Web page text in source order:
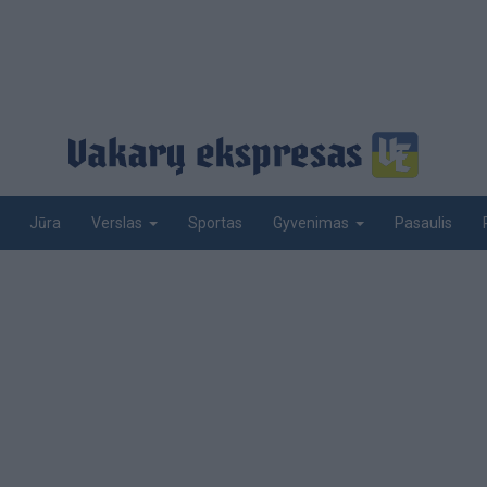
Jūra Verslas Sportas Gyvenimas Pasaulis